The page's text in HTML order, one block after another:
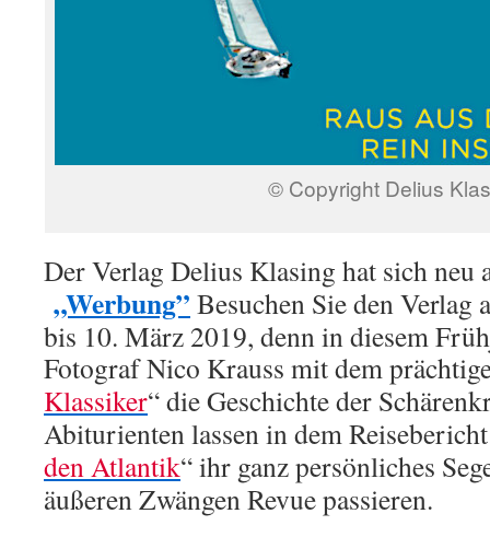
© Copyright Delius
Der Verlag Delius Klasing hat sich neu
„Werbung” Besuchen Sie den
bis 10. März 2019, denn in diesem
Fotograf Nico Krauss mit dem
Klassiker“ die Geschichte der
Abiturienten lassen in dem
den Atlantik“ ihr ganz persönliches
äußeren Zwängen Revue passieren.